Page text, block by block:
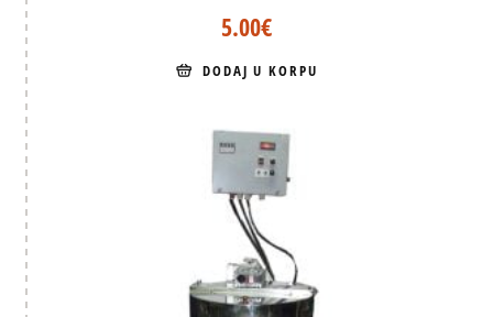
5.00€
DODAJ U KORPU